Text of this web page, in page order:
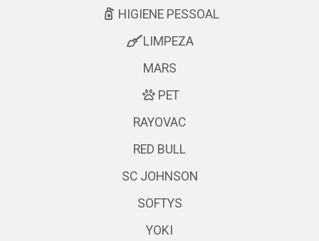
HIGIENE PESSOAL
LIMPEZA
MARS
PET
RAYOVAC
RED BULL
SC JOHNSON
SOFTYS
YOKI